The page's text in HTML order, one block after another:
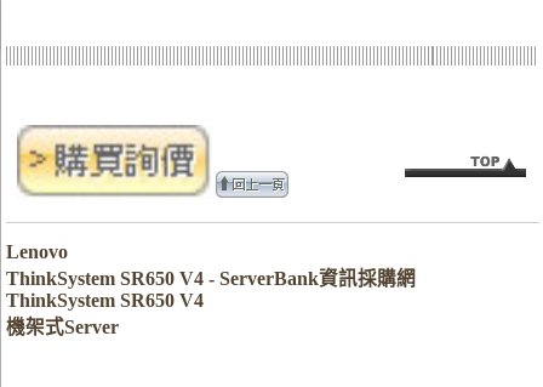
Lenovo
ThinkSystem SR650 V4 - ServerBank資訊採購網
ThinkSystem SR650 V4
機架式Server